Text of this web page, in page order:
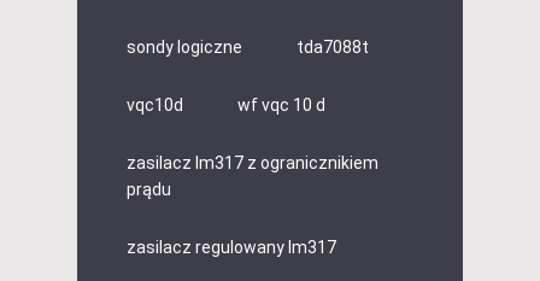
sondy logiczne tda7088t
vqc10d wf vqc 10 d
zasilacz lm317 z ogranicznikiem
prądu
zasilacz regulowany lm317